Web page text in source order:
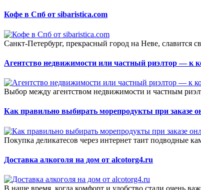
Кофе в Спб от sibaristica.com
Санкт-Петербург, прекрасный город на Неве, славится
Агентство недвижимости или частный риэлтор — к
Выбор между агентством недвижимости и частным
Как правильно выбирать морепродукты при заказе
Покупка деликатесов через интернет таит подводные
Доставка алкоголя на дом от alcotorg4.ru